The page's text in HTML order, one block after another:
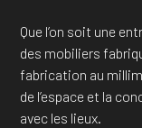
Que l’on soit une
des mobiliers
fabrication au
de l’espace et la
avec les lieux.